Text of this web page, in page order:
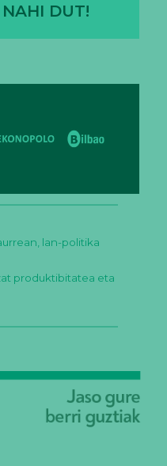
DUT!
lan-politika
produktibitatea eta